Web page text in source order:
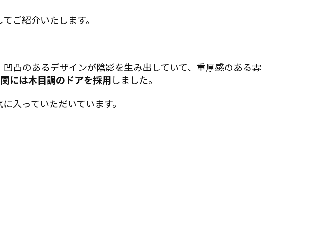
ご紹介いたします。
凸のあるデザインが陰影を生み出していて、重厚感のある雰
には木目調のドアを採用しました。
入っていただいています。